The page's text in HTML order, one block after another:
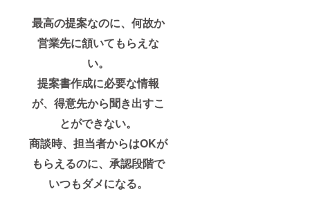
最高の提案なのに、何故か
営業先に頷いてもらえな
い。
提案書作成に必要な情報
が、得意先から聞き出すこ
とができない。
商談時、担当者からはOKが
もらえるのに、承認段階で
いつもダメになる。